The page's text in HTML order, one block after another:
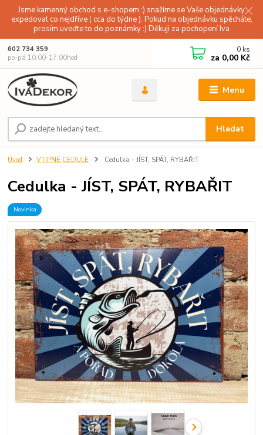
Jsme kamenný obchod s e-shopem :) snažíme se Vaše objednávky
expedovat co nejdříve ( cca do týdne ). Pokud na objednávku spěcháte,
prosím uveďte to do poznámky :) Děkuji za pochopení Iva
Menu
Hledat
602 734 359
po-pá 10.00-17.00hod
0 ks
za 0,00 Kč
Úvod VTIPNÉ CEDULE Cedulka - JÍST, SPÁT, RYBAŘIT
Cedulka - JÍST, SPÁT, RYBAŘIT
Novinka